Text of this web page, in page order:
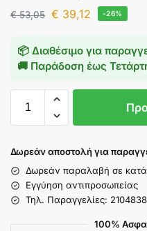
€53,05 € 39,12 -26%
📦 Διαθέσιμο για
🚚 Παράδοση έως
Δωρεάν αποστολή για
Δωρεάν παραλαβή σε
Εγγύηση αντιπροσωπείας
Τηλ. Παραγγελίες:
100%